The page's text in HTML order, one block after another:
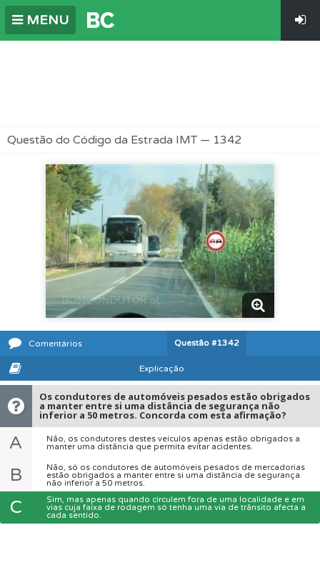
MENU
Questão do Código da Estrada IMT — 1342
Comentários Questão #1342
Explicação
Os condutores de automóveis pesados estão obrigados
a manter entre si uma distância de segurança não
inferior a 50 metros. Concorda com esta afirmação?
A
Não, os condutores destes veículos apenas estão obrigados a
manter uma distância que permita evitar acidentes.
B
Não, só os condutores de automóveis pesados de mercadorias
estão obrigados a manter entre si uma distância de segurança
não inferior a 50 metros.
C
Sim, mas apenas quando circulem fora de uma localidade e em
vias cuja faixa de rodagem só tenha uma via de trânsito afecta a
cada sentido.